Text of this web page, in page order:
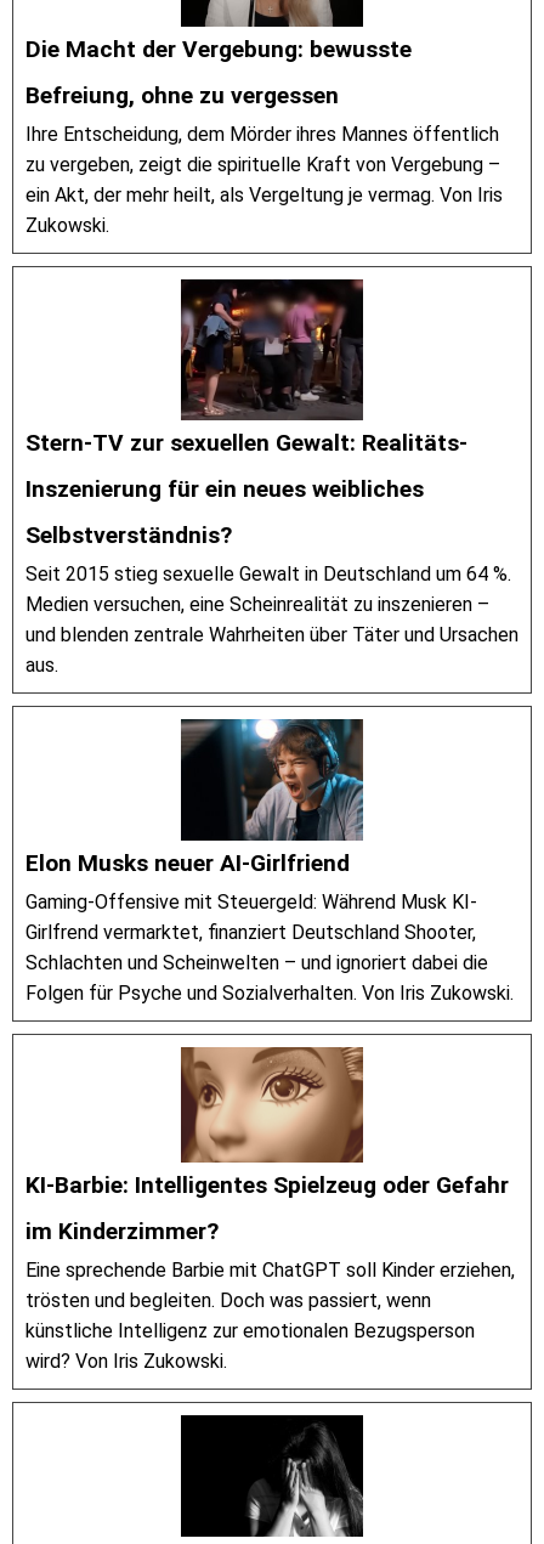
Die Macht der Vergebung: bewusste
Befreiung, ohne zu vergessen
Ihre Entscheidung, dem Mörder ihres Mannes öffentlich
zu vergeben, zeigt die spirituelle Kraft von Vergebung –
ein Akt, der mehr heilt, als Vergeltung je vermag. Von Iris
Zukowski.
Stern-TV zur sexuellen Gewalt: Realitäts-
Inszenierung für ein neues weibliches
Selbstverständnis?
Seit 2015 stieg sexuelle Gewalt in Deutschland um 64 %.
Medien versuchen, eine Scheinrealität zu inszenieren –
und blenden zentrale Wahrheiten über Täter und Ursachen
aus.
Elon Musks neuer AI-Girlfriend
Gaming-Offensive mit Steuergeld: Während Musk KI-
Girlfrend vermarktet, finanziert Deutschland Shooter,
Schlachten und Scheinwelten – und ignoriert dabei die
Folgen für Psyche und Sozialverhalten. Von Iris Zukowski.
KI-Barbie: Intelligentes Spielzeug oder Gefahr
im Kinderzimmer?
Eine sprechende Barbie mit ChatGPT soll Kinder erziehen,
trösten und begleiten. Doch was passiert, wenn
künstliche Intelligenz zur emotionalen Bezugsperson
wird? Von Iris Zukowski.